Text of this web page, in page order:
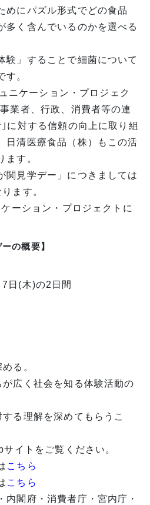
めにパズル形式でどの食品
多く含んでいるのかを選べる
験」することで細菌について
す。
ニケーション・プロジェク
業者、行政、消費者等の連
に対する信頼の向上に取り組
日清医療食品（株）もこの活
ます。
関見学デー」につきましては
ます。
ーション・プロジェクトに
の概要】
日(木)の2日間
る。
広く社会を知る体験活動の
る理解を深めてもらうこ
イトをご覧ください。
こちら
こちら
閣府・消費者庁・宮内庁・